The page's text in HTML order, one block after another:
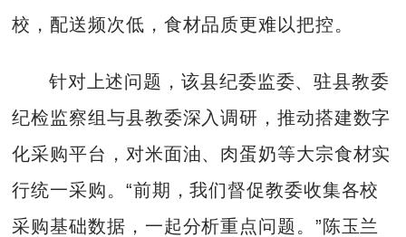
校，配送频次低，食材品质更难以把控。
针对上述问题，该县纪委监委、驻县教委
纪检监察组与县教委深入调研，推动搭建数字
化采购平台，对米面油、肉蛋奶等大宗食材实
行统一采购。“前期，我们督促教委收集各校
采购基础数据，一起分析重点问题。”陈玉兰